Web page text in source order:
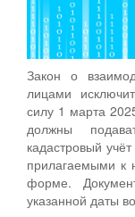
Закон о
лицами
силу 1 марта
должны
кадастровый
прилагаемыми к
форме.
указанной даты